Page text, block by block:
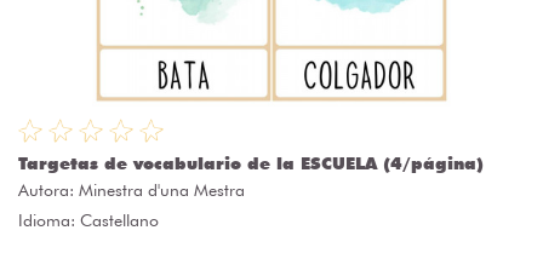
Targetas de vocabulario de la ESCUELA (4/página)
Autora: Minestra d'una Mestra
Idioma: Castellano